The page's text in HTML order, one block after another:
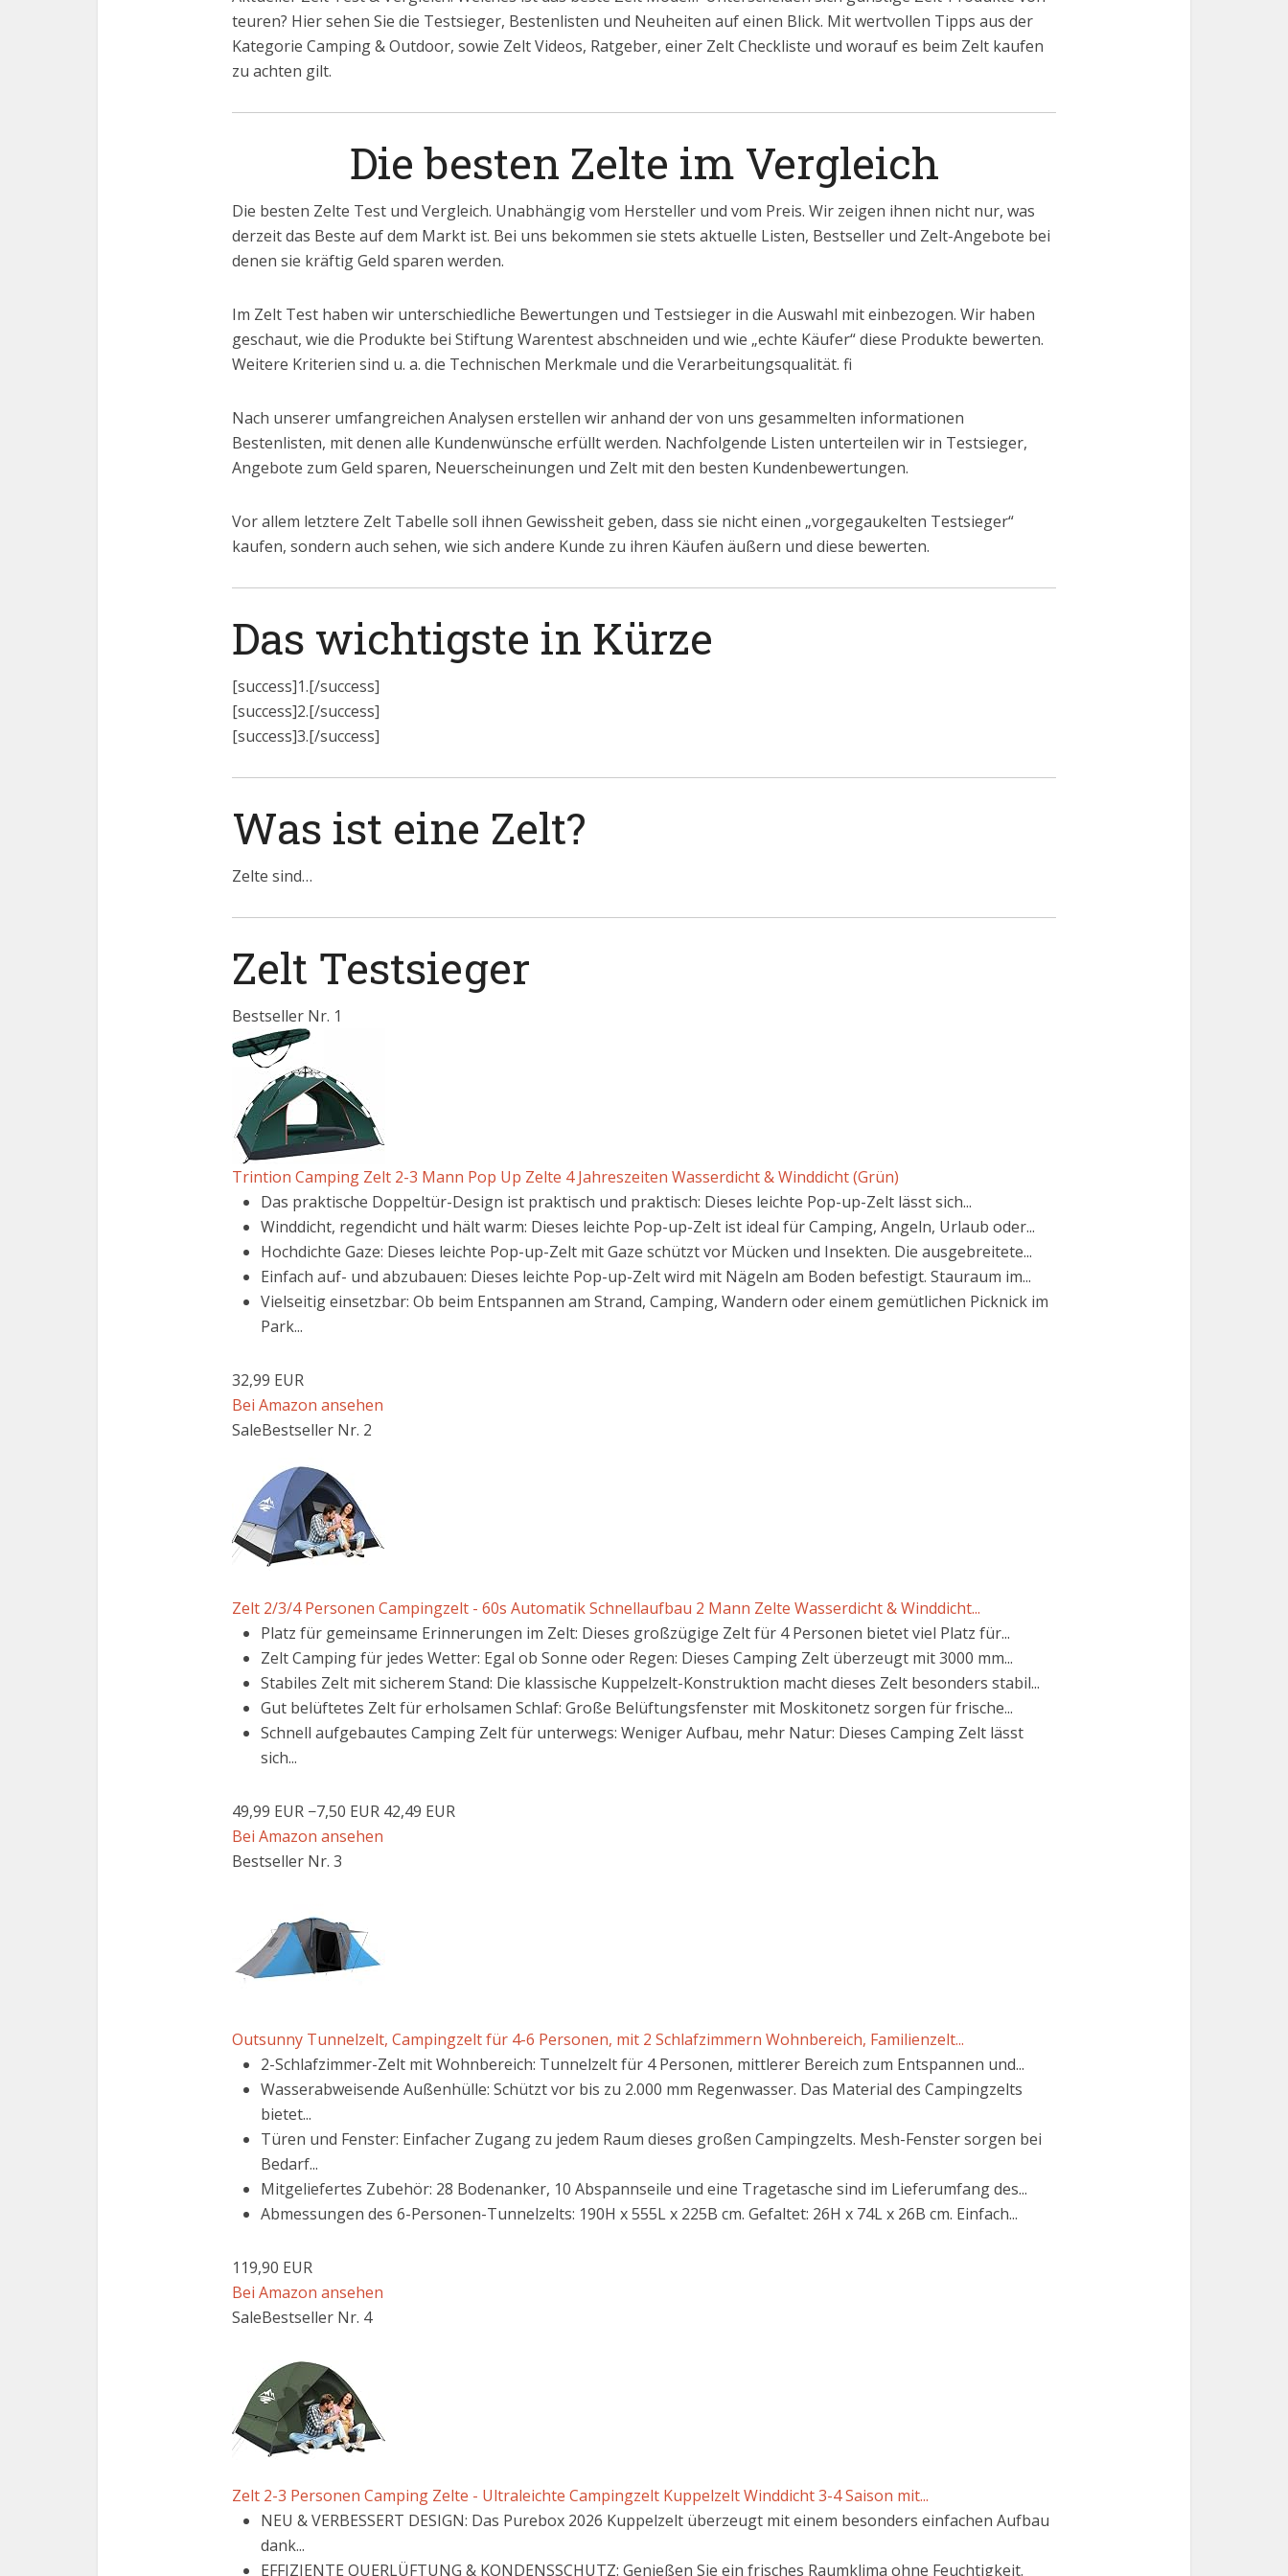
teuren? Hier sehen Sie die Testsieger, Bestenlisten und Neuheiten auf einen Blick. Mit wertvollen Tipps aus der
Kategorie Camping & Outdoor, sowie Zelt Videos, Ratgeber, einer Zelt Checkliste und worauf es beim Zelt kaufen
zu achten gilt.
Die besten Zelte im Vergleich
Die besten Zelte Test und Vergleich. Unabhängig vom Hersteller und vom Preis. Wir zeigen ihnen nicht nur, was
derzeit das Beste auf dem Markt ist. Bei uns bekommen sie stets aktuelle Listen, Bestseller und Zelt-Angebote bei
denen sie kräftig Geld sparen werden.
Im Zelt Test haben wir unterschiedliche Bewertungen und Testsieger in die Auswahl mit einbezogen. Wir haben
geschaut, wie die Produkte bei Stiftung Warentest abschneiden und wie „echte Käufer“ diese Produkte bewerten.
Weitere Kriterien sind u. a. die Technischen Merkmale und die Verarbeitungsqualität. fi
Nach unserer umfangreichen Analysen erstellen wir anhand der von uns gesammelten informationen
Bestenlisten, mit denen alle Kundenwünsche erfüllt werden. Nachfolgende Listen unterteilen wir in Testsieger,
Angebote zum Geld sparen, Neuerscheinungen und Zelt mit den besten Kundenbewertungen.
Vor allem letztere Zelt Tabelle soll ihnen Gewissheit geben, dass sie nicht einen „vorgegaukelten Testsieger“
kaufen, sondern auch sehen, wie sich andere Kunde zu ihren Käufen äußern und diese bewerten.
Das wichtigste in Kürze
[success]1.[/success]
[success]2.[/success]
[success]3.[/success]
Was ist eine Zelt?
Zelte sind…
Zelt Testsieger
Bestseller Nr. 1
Trintion Camping Zelt 2-3 Mann Pop Up Zelte 4 Jahreszeiten Wasserdicht & Winddicht (Grün)
Das praktische Doppeltür-Design ist praktisch und praktisch: Dieses leichte Pop-up-Zelt lässt sich...
Winddicht, regendicht und hält warm: Dieses leichte Pop-up-Zelt ist ideal für Camping, Angeln, Urlaub oder...
Hochdichte Gaze: Dieses leichte Pop-up-Zelt mit Gaze schützt vor Mücken und Insekten. Die ausgebreitete...
Einfach auf- und abzubauen: Dieses leichte Pop-up-Zelt wird mit Nägeln am Boden befestigt. Stauraum im...
Vielseitig einsetzbar: Ob beim Entspannen am Strand, Camping, Wandern oder einem gemütlichen Picknick im
Park...
32,99 EUR
Bei Amazon ansehen
SaleBestseller Nr. 2
Zelt 2/3/4 Personen Campingzelt - 60s Automatik Schnellaufbau 2 Mann Zelte Wasserdicht & Winddicht...
Platz für gemeinsame Erinnerungen im Zelt: Dieses großzügige Zelt für 4 Personen bietet viel Platz für...
Zelt Camping für jedes Wetter: Egal ob Sonne oder Regen: Dieses Camping Zelt überzeugt mit 3000 mm...
Stabiles Zelt mit sicherem Stand: Die klassische Kuppelzelt-Konstruktion macht dieses Zelt besonders stabil...
Gut belüftetes Zelt für erholsamen Schlaf: Große Belüftungsfenster mit Moskitonetz sorgen für frische...
Schnell aufgebautes Camping Zelt für unterwegs: Weniger Aufbau, mehr Natur: Dieses Camping Zelt lässt
sich...
49,99 EUR −7,50 EUR 42,49 EUR
Bei Amazon ansehen
Bestseller Nr. 3
Outsunny Tunnelzelt, Campingzelt für 4-6 Personen, mit 2 Schlafzimmern Wohnbereich, Familienzelt...
2-Schlafzimmer-Zelt mit Wohnbereich: Tunnelzelt für 4 Personen, mittlerer Bereich zum Entspannen und...
Wasserabweisende Außenhülle: Schützt vor bis zu 2.000 mm Regenwasser. Das Material des Campingzelts
bietet...
Türen und Fenster: Einfacher Zugang zu jedem Raum dieses großen Campingzelts. Mesh-Fenster sorgen bei
Bedarf...
Mitgeliefertes Zubehör: 28 Bodenanker, 10 Abspannseile und eine Tragetasche sind im Lieferumfang des...
Abmessungen des 6-Personen-Tunnelzelts: 190H x 555L x 225B cm. Gefaltet: 26H x 74L x 26B cm. Einfach...
119,90 EUR
Bei Amazon ansehen
SaleBestseller Nr. 4
Zelt 2-3 Personen Camping Zelte - Ultraleichte Campingzelt Kuppelzelt Winddicht 3-4 Saison mit...
NEU & VERBESSERT DESIGN: Das Purebox 2026 Kuppelzelt überzeugt mit einem besonders einfachen Aufbau
dank...
EFFIZIENTE QUERLÜFTUNG & KONDENSSCHUTZ: Genießen Sie ein frisches Raumklima ohne Feuchtigkeit.